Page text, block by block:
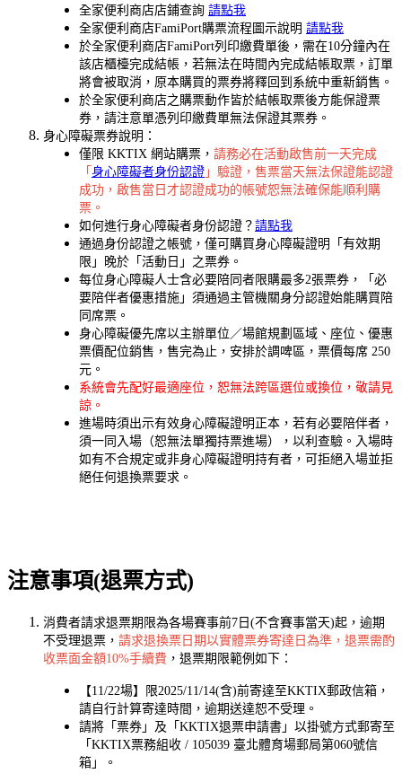
全家便利商店店鋪查詢 請點我
全家便利商店FamiPort購票流程圖示說明 請點我
於全家便利商店FamiPort列印繳費單後，需在10分鐘內在
該店櫃檯完成結帳，若無法在時間內完成結帳取票，訂單
將會被取消，原本購買的票券將釋回到系統中重新銷售。
於全家便利商店之購票動作皆於結帳取票後方能保證票
券，請注意單憑列印繳費單無法保證其票券。
身心障礙票券說明：
僅限 KKTIX 網站購票， 請務必在活動啟售前一天完成
「 身心障礙者身份認證 」驗證，售票當天無法保證能認證
成功，啟售當日才認證成功的帳號恕無法確保能順利購
票。
如何進行身心障礙者身份認證？ 請點我
通過身份認證之帳號，僅可購買身心障礙證明「有效期
限」晚於「活動日」之票券。
每位身心障礙人士含必要陪同者限購最多2張票券，「必
要陪伴者優惠措施」須通過主管機關身分認證始能購買陪
同席票。
身心障礙優先席以主辦單位／場館規劃區域、座位、優惠
票價配位銷售，售完為止，安排於調啤區，票價每席 250
元。
系統會先配好最適座位，恕無法跨區選位或換位，敬請見
諒。
進場時須出示有效身心障礙證明正本，若有必要陪伴者，
須一同入場（恕無法單獨持票進場），以利查驗。入場時
如有不合規定或非身心障礙證明持有者，可拒絕入場並拒
絕任何退換票要求。
注意事項(退票方式)
消費者請求退票期限為各場賽事前7日(不含賽事當天)起，逾期
不受理退票， 請求退換票日期以實體票券寄達日為準，退票需酌
收票面金額10%手續費 ，退票期限範例如下：
【11/22場】限2025/11/14(含)前寄達至KKTIX郵政信箱，
請自行計算寄達時間，逾期送達恕不受理。
請將「票券」及「KKTIX退票申請書」以掛號方式郵寄至
「KKTIX票務組收 / 105039 臺北體育場郵局第060號信
箱」。